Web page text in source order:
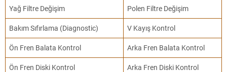
Yağ Filtre Değişim Polen Filtre Değişim
Bakım Sıfırlama (Diagnostic) V Kayış Kontrol
Ön Fren Balata Kontrol Arka Fren Balata Kontrol
Ön Fren Diski Kontrol Arka Fren Diski Kontrol